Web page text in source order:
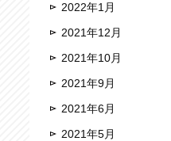
2022年1月
2021年12月
2021年10月
2021年9月
2021年6月
2021年5月